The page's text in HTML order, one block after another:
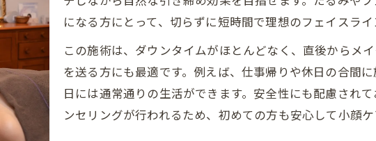
肌のハリを目指すなら光糸リフトがおすすめ
肌のハリ向上に光糸リフトが効く理由
光糸リフトで感じるうるおいと透明感の変化
エステケアで光糸リフトを選ぶメリット
光糸リフト口コミで見るハリアップ効果
になる方にとって、切らずに短時間で理想のフェイスライ
この施術は、ダウンタイムがほとんどなく、直後からメ
を送る方にも最適です。例えば、仕事帰りや休日の合間
日には通常通りの生活ができます。安全性にも配慮され
ンセリングが行われるため、初めての方も安心して小顔ケ